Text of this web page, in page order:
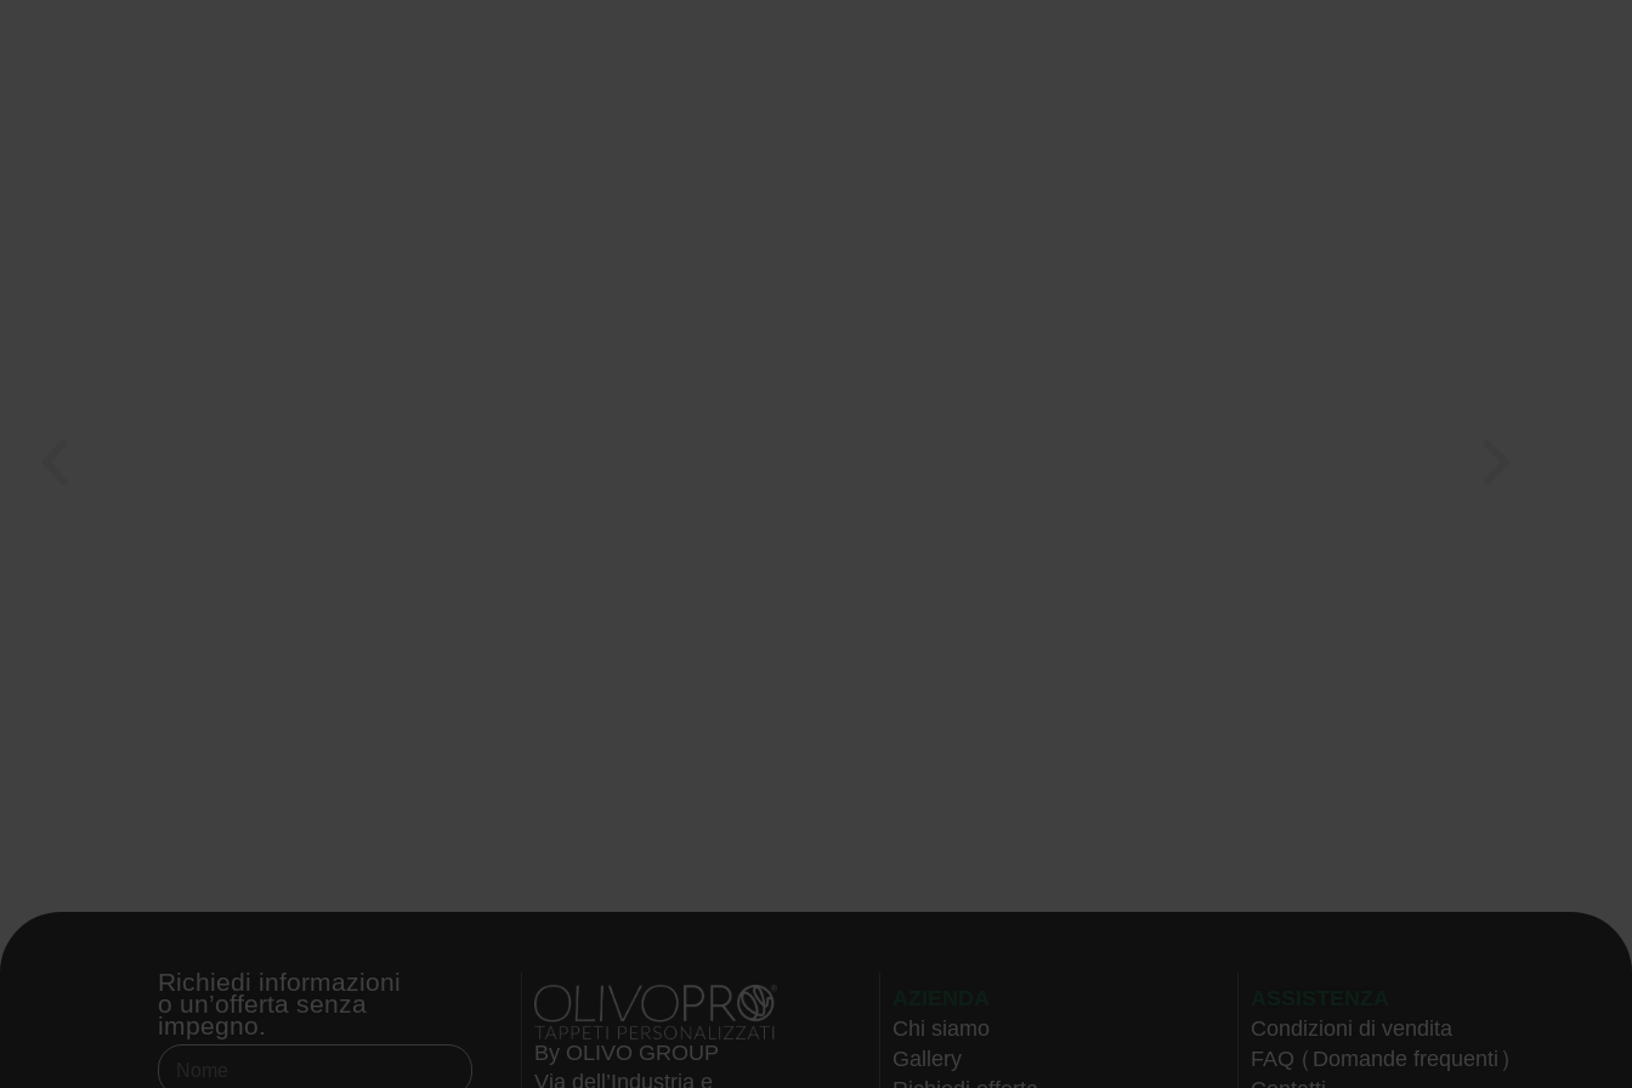
Richiedi informazioni
o un’offerta senza
impegno.
By OLIVO GROUP
Chi siamo
Gallery
Condizioni di vendita
FAQ (Domande frequenti)